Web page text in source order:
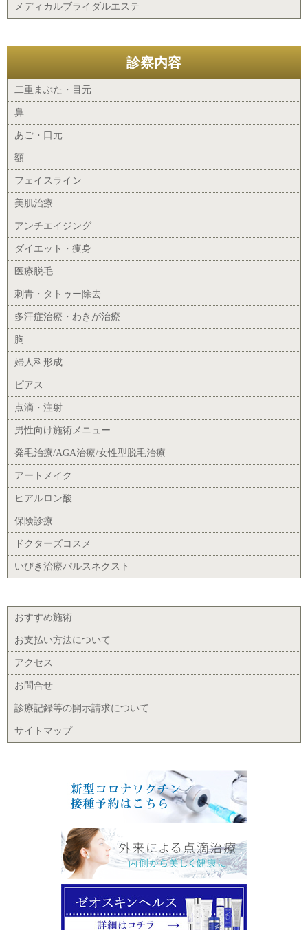
メディカルブライダルエステ
診察内容
二重まぶた・目元
鼻
あご・口元
額
フェイスライン
美肌治療
アンチエイジング
ダイエット・痩身
医療脱毛
刺青・タトゥー除去
多汗症治療・わきが治療
胸
婦人科形成
ピアス
点滴・注射
男性向け施術メニュー
発毛治療/AGA治療/女性型脱毛治療
アートメイク
ヒアルロン酸
保険診療
ドクターズコスメ
いびき治療パルスネクスト
おすすめ施術
お支払い方法について
アクセス
お問合せ
診療記録等の開示請求について
サイトマップ